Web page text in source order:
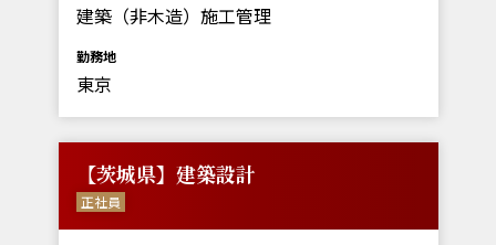
建築（非木造）施工管理
勤務地
東京
【茨城県】建築設計
正社員